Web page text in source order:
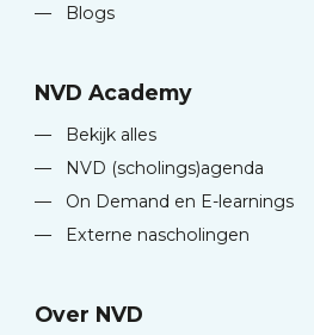
—
Blogs
NVD Academy
—
Bekijk alles
—
NVD (scholings)agenda
—
On Demand en E-learnings
—
Externe nascholingen
Over NVD